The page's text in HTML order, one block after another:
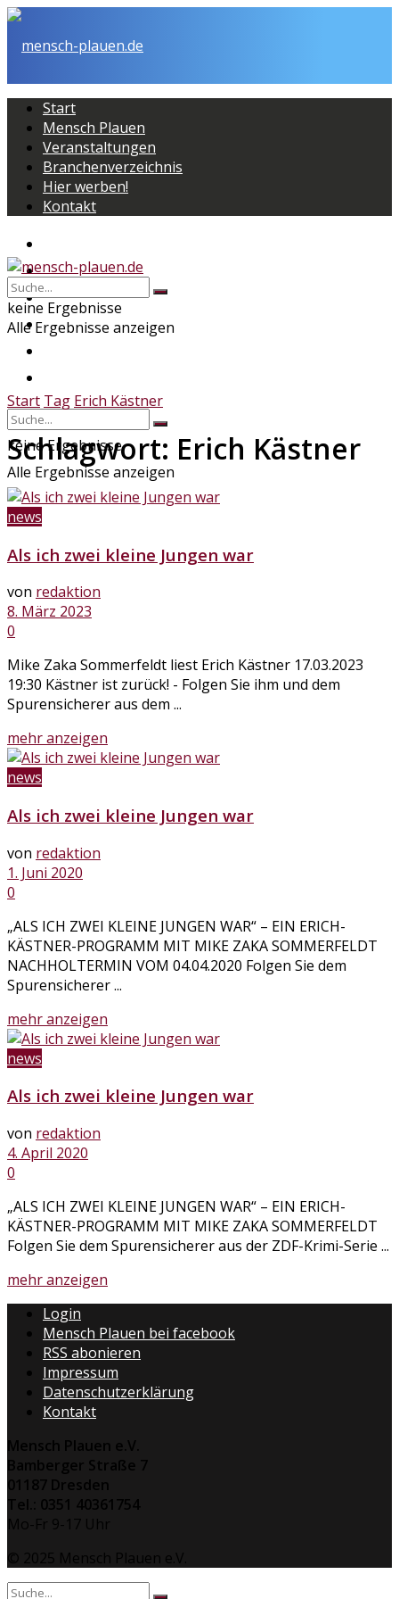
Start
Mensch Plauen
Veranstaltungen
Branchenverzeichnis
Hier werben!
Kontakt
Mensch Plauen
Veranstaltungen
Branchenverzeichnis
keine Ergebnisse
Alle Ergebnisse anzeigen
keine Ergebnisse
Alle Ergebnisse anzeigen
Start Tag Erich Kästner
Schlagwort: Erich Kästner
news
Als ich zwei kleine Jungen war
von redaktion
8. März 2023
0
Mike Zaka Sommerfeldt liest Erich Kästner 17.03.2023
19:30 Kästner ist zurück! - Folgen Sie ihm und dem
Spurensicherer aus dem ...
mehr anzeigen
news
Als ich zwei kleine Jungen war
von redaktion
1. Juni 2020
0
„ALS ICH ZWEI KLEINE JUNGEN WAR“ – EIN ERICH-
KÄSTNER-PROGRAMM MIT MIKE ZAKA SOMMERFELDT
NACHHOLTERMIN VOM 04.04.2020 Folgen Sie dem
Spurensicherer ...
mehr anzeigen
news
Als ich zwei kleine Jungen war
von redaktion
4. April 2020
0
„ALS ICH ZWEI KLEINE JUNGEN WAR“ – EIN ERICH-
KÄSTNER-PROGRAMM MIT MIKE ZAKA SOMMERFELDT
Folgen Sie dem Spurensicherer aus der ZDF-Krimi-Serie ...
mehr anzeigen
Login
Mensch Plauen bei facebook
RSS abonieren
Impressum
Datenschutzerklärung
Kontakt
Mensch Plauen e.V.
Bamberger Straße 7
01187 Dresden
Tel.: 0351 40361754
Mo-Fr 9-17 Uhr
© 2025 Mensch Plauen e.V.